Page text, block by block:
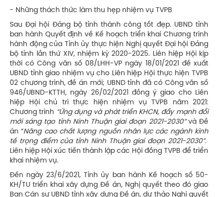
- Những thách thức làm thu hẹp nhiệm vụ TVPB
Sau Đại hội Đảng bộ tỉnh thành công tốt đẹp. UBND tỉnh
ban hành Quyết định về Kế hoạch triển khai Chương trình
hành động của Tỉnh ủy thực hiện Nghị quyết Đại hội Đảng
bộ tỉnh lần thứ XIV, nhiệm kỳ 2020-2025. Liên hiệp Hội kịp
thời có Công văn số 08/LHH-VP ngày 18/01/2021 đề xuất
UBND tỉnh giao nhiệm vụ cho Liên hiệp Hội thực hiện TVPB
02 chương trình, đề án mới; UBND tỉnh đã có Công văn số
946/UBND-KTTH, ngày 26/02/2021 đồng ý giao cho Liên
hiệp Hội chủ trì thực hiện nhiệm vụ TVPB năm 2021:
Chương trình “Ứng dụng và phát triển KHCN, đẩy mạnh đổi
mới sáng tạotỉnh Ninh Thuận giai đoạn 2021-2030”và Đề
án “Nâng cao chất lượng nguồn nhân lực các ngành kinh
tế trọng điểm của tỉnhNinh Thuận giai đoạn 2021-2030”.
Liên hiệp Hội xúc tiến thành lập các Hội đồng TVPB để triển
khai nhiệm vụ.
Đến ngày 23/6/2021, Tỉnh ủy ban hành Kế hoạch số 50-
KH/TU triển khai xây dựng Đề án, Nghị quyết theo đó giao
Ban Cán sự UBND tỉnh xây dựng Đề án, dự thảo Nghị quyết